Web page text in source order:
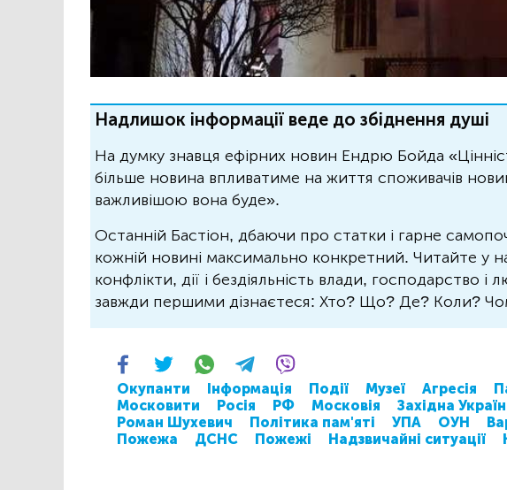
Надлишок інформації веде до збіднення душі
На думку знавця ефірних новин Ендрю Бойда
більше новина впливатиме на життя споживачів
важливішою вона буде».
Останній Бастіон, дбаючи про статки і гарне
кожній новині максимально конкретний. Читайте у
конфлікти, дії і бездіяльність влади, господарство і
завжди першими дізнаєтеся: Хто? Що? Де? Коли?
Окупанти Інформація Події Музеї Агресія
Московити
Росія РФ Московія Західна
Роман Шухевич
Політика пам'яті УПА ОУН
Пожежа
ДСНС Пожежі Надзвичайні ситуації